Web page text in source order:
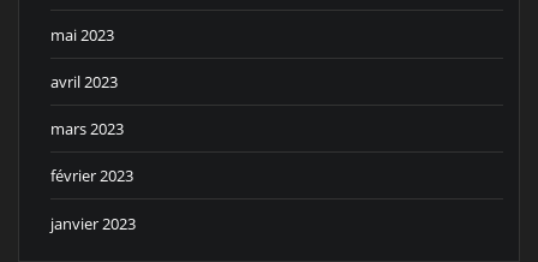
mai 2023
avril 2023
mars 2023
février 2023
janvier 2023